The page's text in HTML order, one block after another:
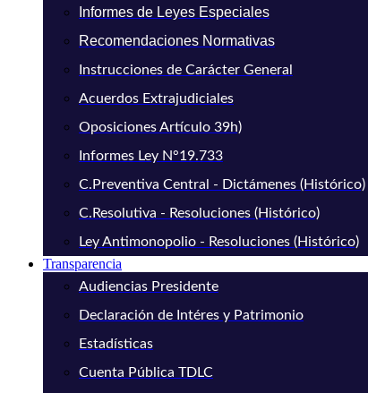
Informes de Leyes Especiales
Recomendaciones Normativas
Instrucciones de Carácter General
Acuerdos Extrajudiciales
Oposiciones Artículo 39h)
Informes Ley N°19.733
C.Preventiva Central - Dictámenes (Histórico)
C.Resolutiva - Resoluciones (Histórico)
Ley Antimonopolio - Resoluciones (Histórico)
Transparencia
Audiencias Presidente
Declaración de Intéres y Patrimonio
Estadísticas
Cuenta Pública TDLC